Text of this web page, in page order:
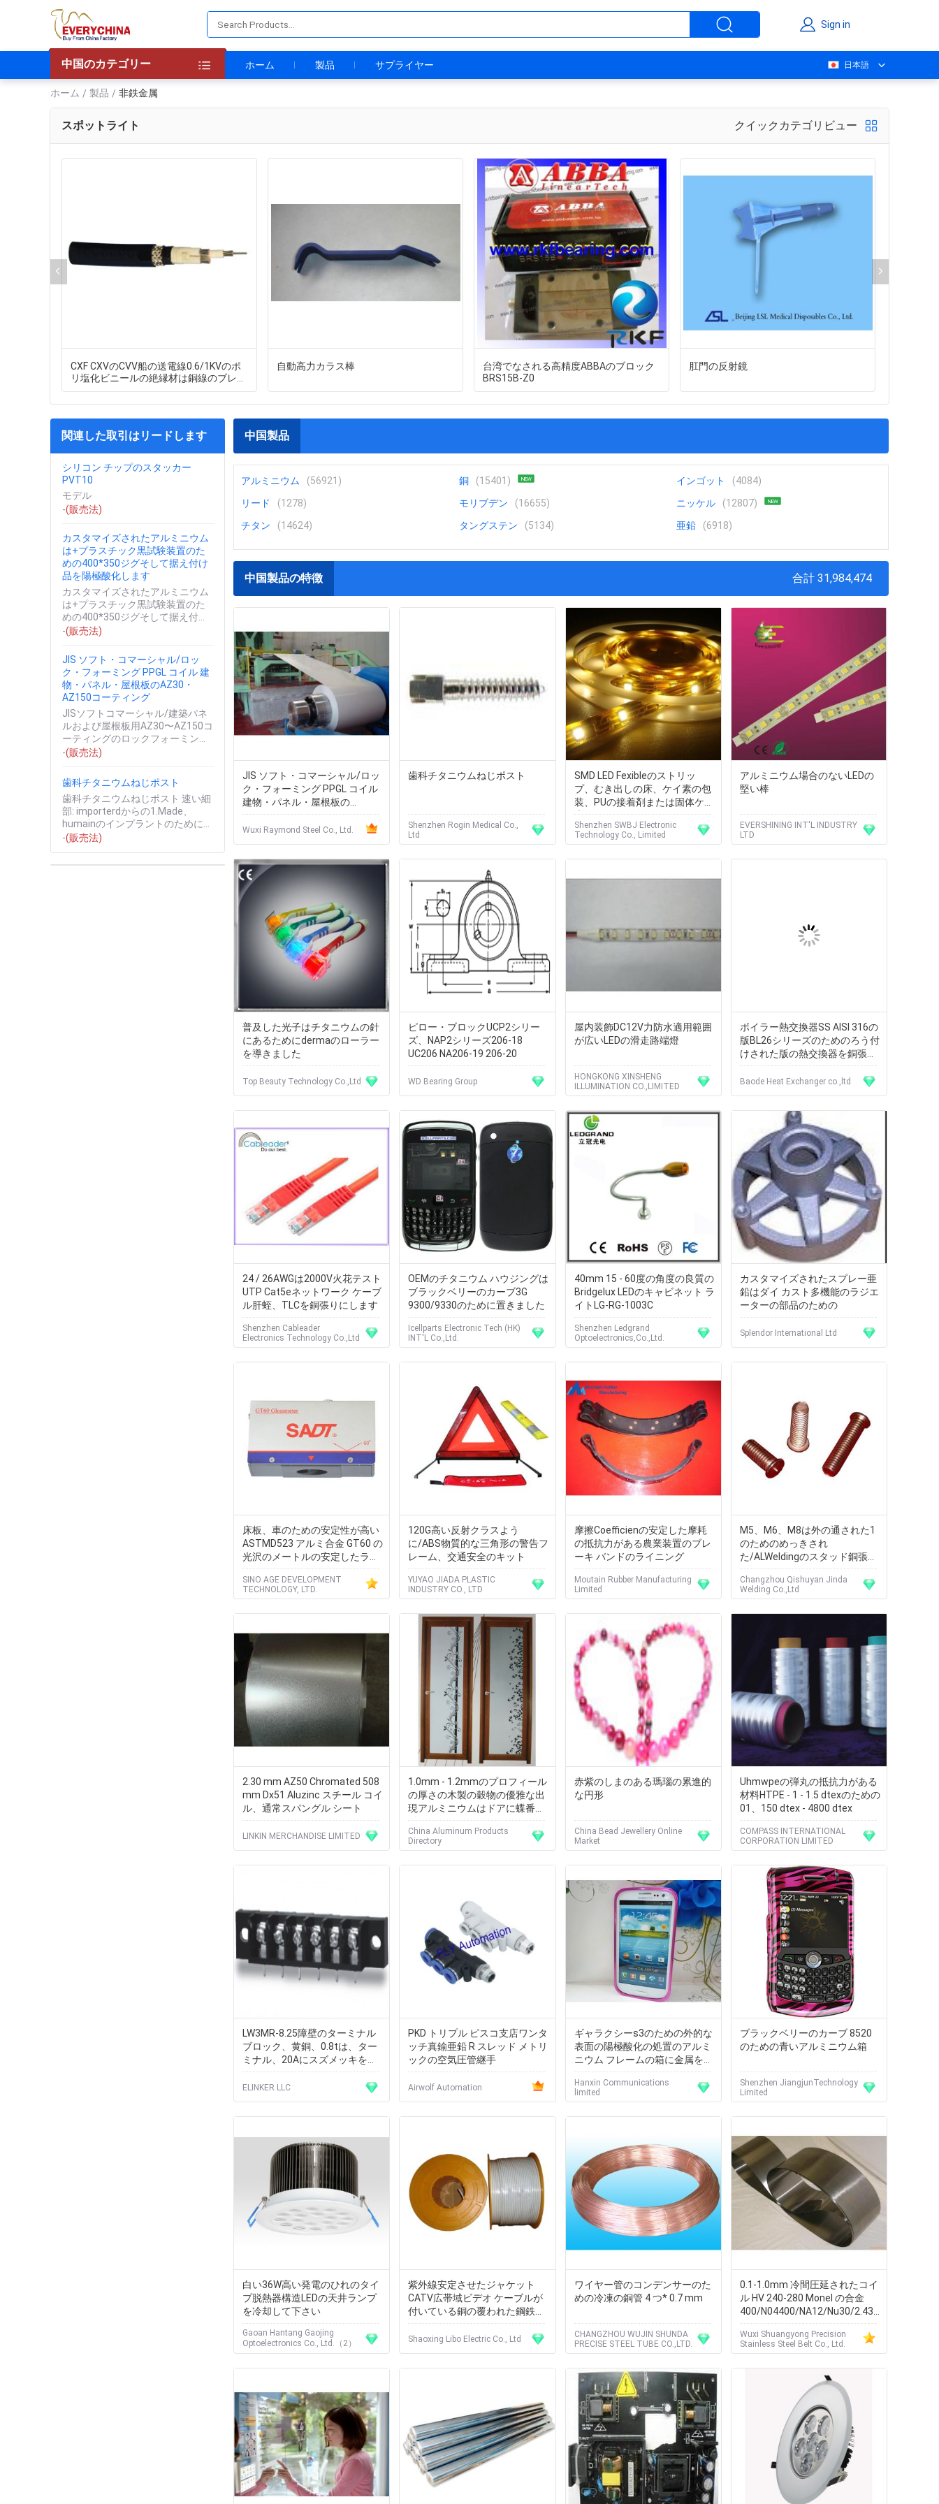
Sign in
中国のカテゴリー ホーム 製品 サプライヤー 日本語
ホーム / 製品 / 非鉄金属
スポットライト クイックカテゴリビュー
CXF CXVのCVV船の送電線0.6/1KVのポ
リ塩化ビニールの絶縁材は銅線のブレ
ードを錫メッキしました
自動高力カラス棒
台湾でなされる高精度ABBAのブロック
BRS15B-Z0
肛門の反射鏡
関連した取引はリードします
シリコン チップのスタッカー
PVT10
モデル
-(販売法)
カスタマイズされたアルミニウム
は+プラスチック黒試験装置のた
めの400*350ジグそして据え付け
品を陽極酸化します
カスタマイズされたアルミニウム
は+プラスチック黒試験装置のた
めの400*350ジグそして据え付け
品を陽極酸化します ...
-(販売法)
JIS ソフト・コマーシャル/ロッ
ク・フォーミング PPGL コイル 建
物・パネル・屋根板のAZ30・
AZ150コーティング
JISソフトコマーシャル/建築パネ
ルおよび屋根板用AZ30〜AZ150コ
ーティングのロックフォーミング
PPGLコイル 1. 製品概要 建築用の
-(販売法)
歯科チタニウムねじポスト
歯科チタニウムねじポスト 速い細
部: importerdからの1.Made、
humainのインプラントのために互
換性があるティッシュ、金属であ
-(販売法)
中国製品
アルミニウム (56921) 銅 (15401) NEW インゴット
(4084)
リード
(1278) モリブデン (16655) ニッケル (12807) NEW
チタン (14624) タングステン (5134) 亜鉛 (6918)
中国製品の特徴 合計 31,984,474
JIS ソフト・コマーシャル/ロッ
ク・フォーミング PPGL コイル
建物・パネル・屋根板の
AZ30・AZ150コーティング
Wuxi Raymond Steel Co., Ltd.
歯科チタニウムねじポスト
Shenzhen Rogin Medical Co.,
Ltd
SMD LED Fexibleのストリッ
プ、むき出しの床、ケイ素の包
装、PUの接着剤または固体ケイ
素
Shenzhen SWBJ Electronic
Technology Co., Limited
アルミニウム場合のないLEDの
堅い棒
EVERSHINING INT'L INDUSTRY
LTD
普及した光子はチタニウムの針
にあるためにdermaのローラー
を導きました
Top Beauty Technology Co.,Ltd
ピロー・ブロックUCP2シリー
ズ、NAP2シリーズ206-18
UC206 NA206-19 206-20
WD Bearing Group
屋内装飾DC12V力防水適用範囲
が広いLEDの滑走路端燈
HONGKONG XINSHENG
ILLUMINATION CO.,LIMITED
ボイラー熱交換器SS AISI 316の
版BL26シリーズのためのろう付
けされた版の熱交換器を銅張り
にして下さい
Baode Heat Exchanger co.,ltd
24 / 26AWGは2000V火花テスト
UTP Cat5eネットワーク ケーブ
ル肝蛭、TLCを銅張りにします
Shenzhen Cableader
Electronics Technology Co.,Ltd
OEMのチタニウム ハウジングは
ブラックベリーのカーブ3G
9300/9330のために置きました
Icellparts Electronic Tech (HK)
INT'L Co.,Ltd.
40mm 15 - 60度の角度の良質の
Bridgelux LEDのキャビネット ラ
イトLG-RG-1003C
Shenzhen Ledgrand
Optoelectronics,Co.,Ltd.
カスタマイズされたスプレー亜
鉛はダイ カスト多機能のラジエ
ーターの部品のための
Splendor International Ltd
床板、車のための安定性が高い
ASTMD523 アルミ合金 GT60 の
光沢のメートルの安定したライ
ト
SINO AGE DEVELOPMENT
TECHNOLOGY, LTD.
120G高い反射クラスよう
に/ABS物質的な三角形の警告フ
レーム、交通安全のキット
YUYAO JIADA PLASTIC
INDUSTRY CO., LTD
摩擦Coefficienの安定した摩耗
の抵抗力がある農業装置のブレ
ーキ バンドのライニング
Moutain Rubber Manufacturing
Limited
M5、M6、M8は外の通された1
のためのめっきされ
た/ALWeldingのスタッド銅張り
にする
Changzhou Qishuyan Jinda
Welding Co.,Ltd
2.30 mm AZ50 Chromated 508
mm Dx51 Aluzinc スチール コイ
ル、通常スパングル シート
LINKIN MERCHANDISE LIMITED
1.0mm - 1.2mmのプロフィール
の厚さの木製の穀物の優雅な出
現アルミニウムはドアに蝶番を
付けました
China Aluminum Products
Directory
赤紫のしまのある瑪瑙の累進的
な円形
China Bead Jewellery Online
Market
Uhmwpeの弾丸の抵抗力がある
材料HTPE - 1 - 1.5 dtexのための
01、150 dtex - 4800 dtex
COMPASS INTERNATIONAL
CORPORATION LIMITED
LW3MR-8.25障壁のターミナル
ブロック、黄銅、0.8tは、ター
ミナル、20Aにスズメッキをし
ました
ELINKER LLC
PKD トリプル ピスコ支店ワンタ
ッチ真鍮亜鉛 R スレッド メトリ
ックの空気圧管継手
Airwolf Automation
ギャラクシーs3のための外的な
表面の陽極酸化の処置のアルミ
ニウム フレームの箱に金属をか
ぶせて下さい
Hanxin Communications
limited
ブラックベリーのカーブ 8520
のための青いアルミニウム箱
Shenzhen JiangjunTechnology
Limited
白い36W高い発電のひれのタイ
プ脱熱器構造LEDの天井ランプ
を冷却して下さい
Gaoan Hantang Gaojing
Optoelectronics Co., Ltd.（2）
紫外線安定させたジャケット
CATV広帯域ビデオ ケーブルが
付いている銅の覆われた鋼鉄コ
ンダクター75のオームRG11の
同軸ケーブル
Shaoxing Libo Electric Co., Ltd
ワイヤー管のコンデンサーのた
めの冷凍の銅管 4 つ* 0.7 mm
CHANGZHOU WUJIN SHUNDA
PRECISE STEEL TUBE CO.,LTD.
0.1-1.0mm 冷間圧延されたコイ
ル HV 240-280 Monel の合金
400/N04400/NA12/Nu30/2.4360
T の
Wuxi Shuangyong Precision
Stainless Steel Belt Co., Ltd.